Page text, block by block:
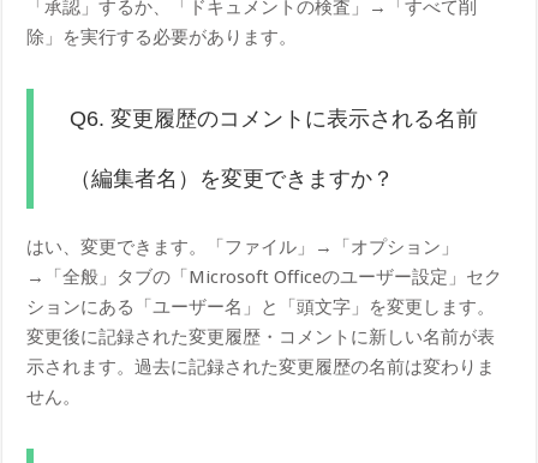
「承認」するか、「ドキュメントの検査」→「すべて削
除」を実行する必要があります。
Q6. 変更履歴のコメントに表示される名前
（編集者名）を変更できますか？
はい、変更できます。「ファイル」→「オプション」
→「全般」タブの「Microsoft Officeのユーザー設定」セク
ションにある「ユーザー名」と「頭文字」を変更します。
変更後に記録された変更履歴・コメントに新しい名前が表
示されます。過去に記録された変更履歴の名前は変わりま
せん。